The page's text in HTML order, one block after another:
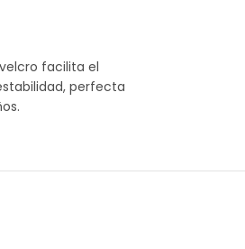
facilita el
perfecta